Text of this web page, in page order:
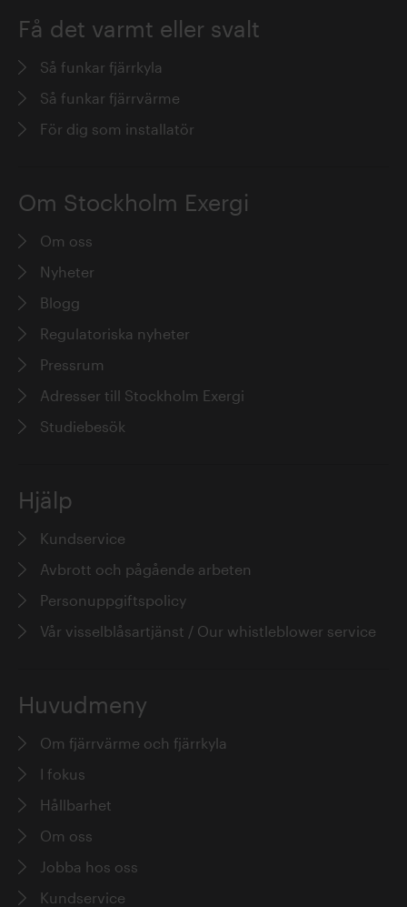
Få det varmt eller svalt
Så funkar fjärrkyla
Så funkar fjärrvärme
För dig som installatör
Om Stockholm Exergi
Om oss
Nyheter
Blogg
Regulatoriska nyheter
Pressrum
Adresser till Stockholm Exergi
Studiebesök
Hjälp
Kundservice
Avbrott och pågående arbeten
Personuppgiftspolicy
Vår visselblåsartjänst / Our whistleblower service
Huvudmeny
Om fjärrvärme och fjärrkyla
I fokus
Hållbarhet
Om oss
Jobba hos oss
Kundservice